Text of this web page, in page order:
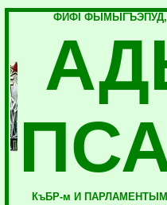
ФИФI
КъБР-м И